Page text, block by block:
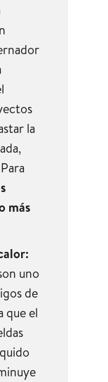
la
más
uno
de
que el